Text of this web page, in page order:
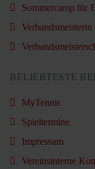
Sommercamp für
BELIEBTESTE
MyTennis
Spieltermine
Impressum
Vereinsinterne